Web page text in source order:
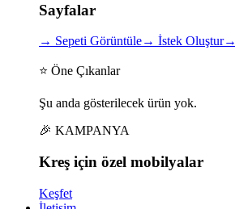
Sayfalar
→ Sepeti Görüntüle→ İstek Oluştur→
⭐ Öne Çıkanlar
Şu anda gösterilecek ürün yok.
🎉 KAMPANYA
Kreş için özel mobilyalar
Keşfet